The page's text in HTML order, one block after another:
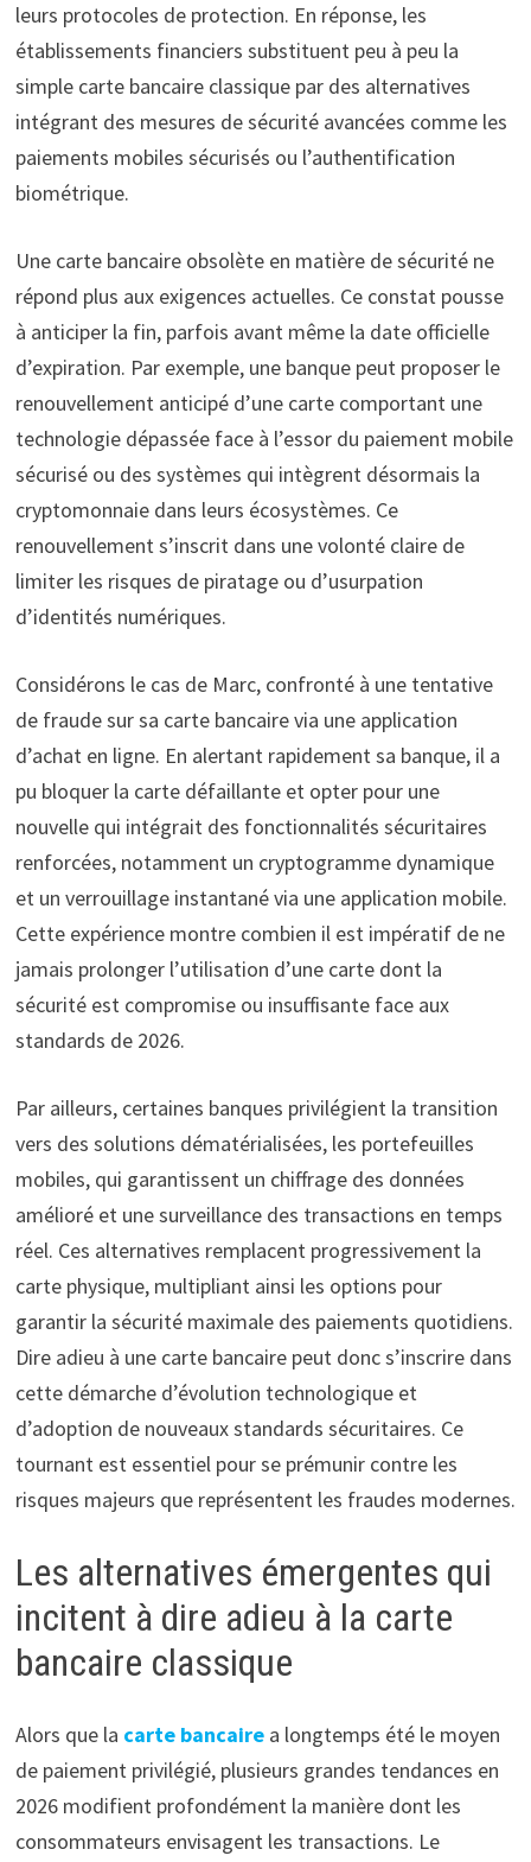
leurs protocoles de protection. En réponse, les
établissements financiers substituent peu à peu la
simple carte bancaire classique par des alternatives
intégrant des mesures de sécurité avancées comme les
paiements mobiles sécurisés ou l’authentification
biométrique.
Une carte bancaire obsolète en matière de sécurité ne
répond plus aux exigences actuelles. Ce constat pousse
à anticiper la fin, parfois avant même la date officielle
d’expiration. Par exemple, une banque peut proposer le
renouvellement anticipé d’une carte comportant une
technologie dépassée face à l’essor du paiement mobile
sécurisé ou des systèmes qui intègrent désormais la
cryptomonnaie dans leurs écosystèmes. Ce
renouvellement s’inscrit dans une volonté claire de
limiter les risques de piratage ou d’usurpation
d’identités numériques.
Considérons le cas de Marc, confronté à une tentative
de fraude sur sa carte bancaire via une application
d’achat en ligne. En alertant rapidement sa banque, il a
pu bloquer la carte défaillante et opter pour une
nouvelle qui intégrait des fonctionnalités sécuritaires
renforcées, notamment un cryptogramme dynamique
et un verrouillage instantané via une application mobile.
Cette expérience montre combien il est impératif de ne
jamais prolonger l’utilisation d’une carte dont la
sécurité est compromise ou insuffisante face aux
standards de 2026.
Par ailleurs, certaines banques privilégient la transition
vers des solutions dématérialisées, les portefeuilles
mobiles, qui garantissent un chiffrage des données
amélioré et une surveillance des transactions en temps
réel. Ces alternatives remplacent progressivement la
carte physique, multipliant ainsi les options pour
garantir la sécurité maximale des paiements quotidiens.
Dire adieu à une carte bancaire peut donc s’inscrire dans
cette démarche d’évolution technologique et
d’adoption de nouveaux standards sécuritaires. Ce
tournant est essentiel pour se prémunir contre les
risques majeurs que représentent les fraudes modernes.
Les alternatives émergentes qui
incitent à dire adieu à la carte
bancaire classique
Alors que la carte bancairea longtemps été le moyen
de paiement privilégié, plusieurs grandes tendances en
2026 modifient profondément la manière dont les
consommateurs envisagent les transactions. Le